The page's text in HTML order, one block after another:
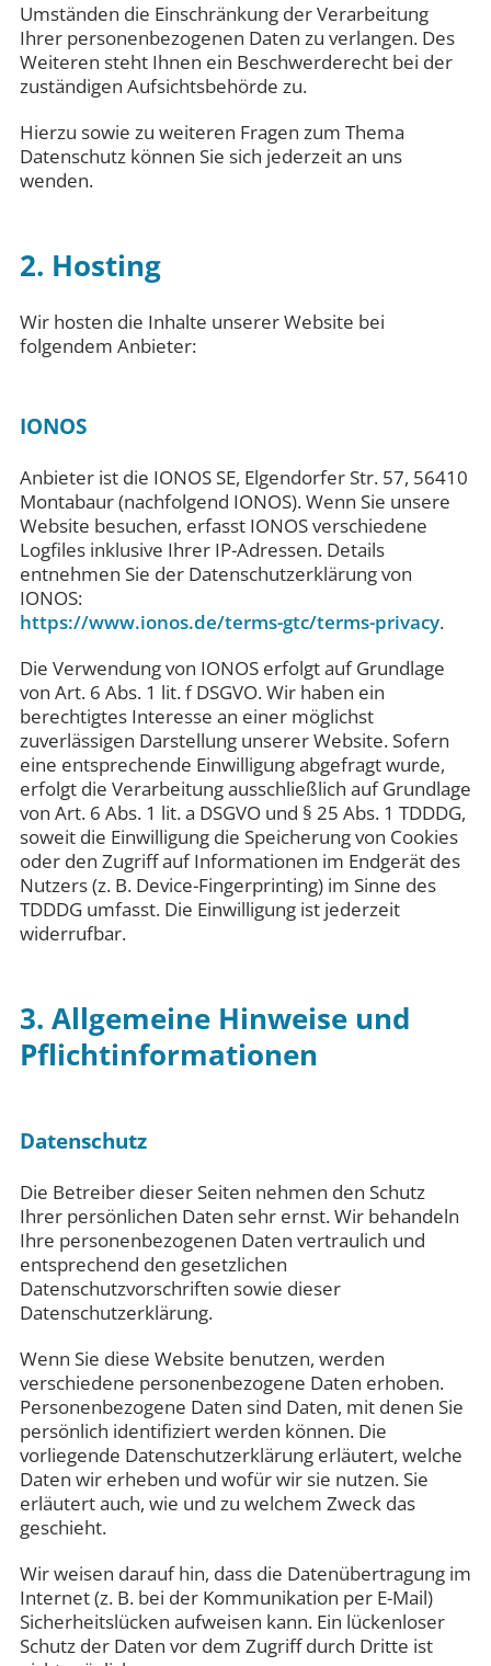
Umständen die Einschränkung der Verarbeitung
Ihrer personenbezogenen Daten zu verlangen. Des
Weiteren steht Ihnen ein Beschwerderecht bei der
zuständigen Aufsichtsbehörde zu.
Hierzu sowie zu weiteren Fragen zum Thema
Datenschutz können Sie sich jederzeit an uns
wenden.
2. Hosting
Wir hosten die Inhalte unserer Website bei
folgendem Anbieter:
IONOS
Anbieter ist die IONOS SE, Elgendorfer Str. 57, 56410
Montabaur (nachfolgend IONOS). Wenn Sie unsere
Website besuchen, erfasst IONOS verschiedene
Logfiles inklusive Ihrer IP-Adressen. Details
entnehmen Sie der Datenschutzerklärung von
IONOS:
https://www.ionos.de/terms-gtc/terms-privacy.
Die Verwendung von IONOS erfolgt auf Grundlage
von Art. 6 Abs. 1 lit. f DSGVO. Wir haben ein
berechtigtes Interesse an einer möglichst
zuverlässigen Darstellung unserer Website. Sofern
eine entsprechende Einwilligung abgefragt wurde,
erfolgt die Verarbeitung ausschließlich auf Grundlage
von Art. 6 Abs. 1 lit. a DSGVO und § 25 Abs. 1 TDDDG,
soweit die Einwilligung die Speicherung von Cookies
oder den Zugriff auf Informationen im Endgerät des
Nutzers (z. B. Device-Fingerprinting) im Sinne des
TDDDG umfasst. Die Einwilligung ist jederzeit
widerrufbar.
3. Allgemeine Hinweise und
Pflicht­informationen
Datenschutz
Die Betreiber dieser Seiten nehmen den Schutz
Ihrer persönlichen Daten sehr ernst. Wir behandeln
Ihre personenbezogenen Daten vertraulich und
entsprechend den gesetzlichen
Datenschutzvorschriften sowie dieser
Datenschutzerklärung.
Wenn Sie diese Website benutzen, werden
verschiedene personenbezogene Daten erhoben.
Personenbezogene Daten sind Daten, mit denen Sie
persönlich identifiziert werden können. Die
vorliegende Datenschutzerklärung erläutert, welche
Daten wir erheben und wofür wir sie nutzen. Sie
erläutert auch, wie und zu welchem Zweck das
geschieht.
Wir weisen darauf hin, dass die Datenübertragung im
Internet (z. B. bei der Kommunikation per E-Mail)
Sicherheitslücken aufweisen kann. Ein lückenloser
Schutz der Daten vor dem Zugriff durch Dritte ist